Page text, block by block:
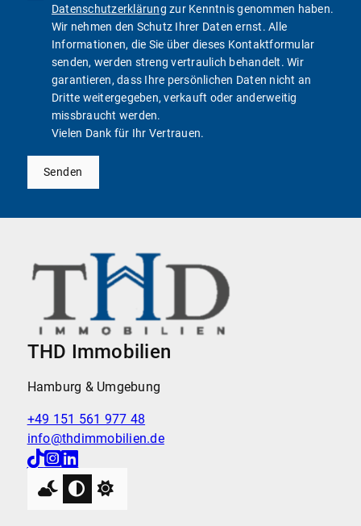
Datenschutzerklärung zur Kenntnis genommen haben.
Wir nehmen den Schutz Ihrer Daten ernst. Alle
Informationen, die Sie über dieses Kontaktformular
senden, werden streng vertraulich behandelt. Wir
garantieren, dass Ihre persönlichen Daten nicht an
Dritte weitergegeben, verkauft oder anderweitig
missbraucht werden.
Vielen Dank für Ihr Vertrauen.
Senden
THD Immobilien
Hamburg & Umgebung
+49 151 561 977 48
info@thdimmobilien.de